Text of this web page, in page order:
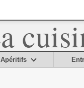
Apéritifs